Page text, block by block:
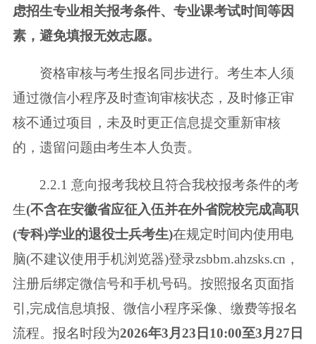
虑招生专业相关报考条件、专业课考试时间等因
素，避免填报无效志愿。
资格审核与考生报名同步进行。考生本人须
通过微信小程序及时查询审核状态，及时修正审
核不通过项目，未及时更正信息提交重新审核
的，遗留问题由考生本人负责。
2.2.1 意向报考我校且符合我校报考条件的考
生(不含在安徽省应征入伍并在外省院校完成高职
(专科)学业的退役士兵考生)在规定时间内使用电
脑(不建议使用手机浏览器)登录zsbbm.ahzsks.cn，
注册后绑定微信号和手机号码。按照报名页面指
引,完成信息填报、微信小程序采像、缴费等报名
流程。报名时段为2026年3月23日10:00至3月27日